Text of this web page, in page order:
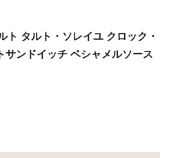
ト タルト・ソレイユ クロック・
サンドイッチ ベシャメルソース